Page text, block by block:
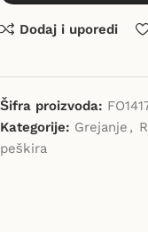
Dodaj i uporedi
Šifra proizvoda:
Kategorije: Grejanje ,
peškira